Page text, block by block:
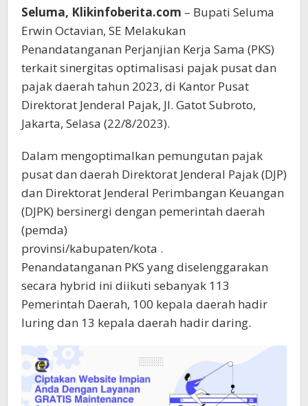
Seluma, Klikinfoberita.com – Bupati Seluma
Erwin Octavian, SE Melakukan
Penandatanganan Perjanjian Kerja Sama (PKS)
terkait sinergitas optimalisasi pajak pusat dan
pajak daerah tahun 2023, di Kantor Pusat
Direktorat Jenderal Pajak, Jl. Gatot Subroto,
Jakarta, Selasa (22/8/2023).
Dalam mengoptimalkan pemungutan pajak
pusat dan daerah Direktorat Jenderal Pajak (DJP)
dan Direktorat Jenderal Perimbangan Keuangan
(DJPK) bersinergi dengan pemerintah daerah
(pemda)
provinsi/kabupaten/kota .
Penandatanganan PKS yang diselenggarakan
secara hybrid ini diikuti sebanyak 113
Pemerintah Daerah, 100 kepala daerah hadir
luring dan 13 kepala daerah hadir daring.